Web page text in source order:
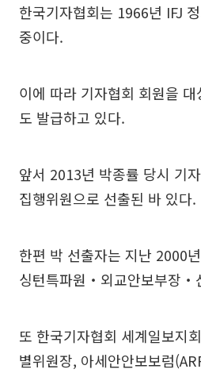
한국기자협회는 1966년 IFJ
중이다.
이에 따라 기자협회 회원을
도 발급하고 있다.
앞서 2013년 박종률 당시 기
집행위원으로 선출된 바 있다.
한편 박 선출자는 지난 2000
싱턴특파원‧외교안보부장‧
또 한국기자협회 세계일보지
별위원장, 아세안안보보럼